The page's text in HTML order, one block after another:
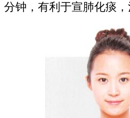
分钟，有利于宣肺化痰，